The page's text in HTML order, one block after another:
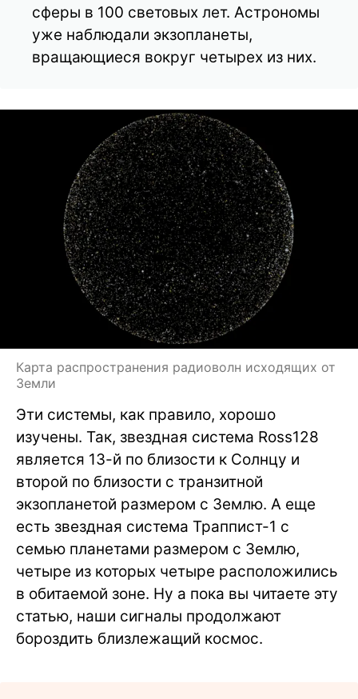
сферы в 100 световых лет. Астрономы
уже наблюдали экзопланеты,
вращающиеся вокруг четырех из них.
Карта распространения радиоволн исходящих от
Земли
Эти системы, как правило, хорошо
изучены. Так, звездная система Ross128
является 13-й по близости к Солнцу и
второй по близости с транзитной
экзопланетой размером с Землю. А еще
есть звездная система Траппист-1 с
семью планетами размером с Землю,
четыре из которых четыре расположились
в обитаемой зоне. Ну а пока вы читаете эту
статью, наши сигналы продолжают
бороздить близлежащий космос.